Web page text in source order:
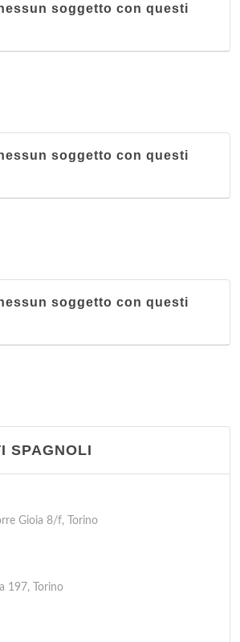
soggetto con questi
soggetto con questi
soggetto con questi
SPAGNOLI
Gioia 8/f, Torino
197, Torino